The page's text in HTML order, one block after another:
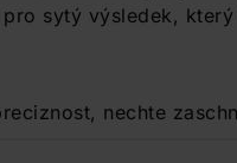
sytý výsledek,
nechte